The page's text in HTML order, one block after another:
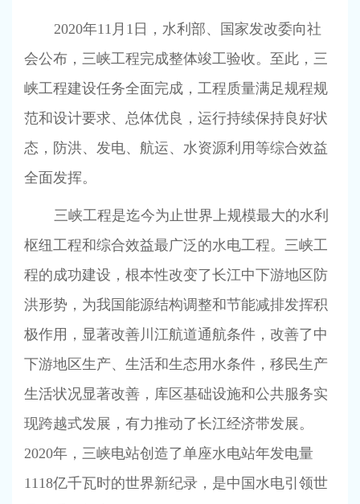
2020年11 月 1 日，水利部、国家发改委向社
会公布，三峡工程完成整体竣工验收。至此，三
峡工程建设任务全面完成，工程质量满足规程规
范和设计要求、总体优良，运行持续保持良好状
态，防洪、发电、航运、水资源利用等综合效益
全面发挥。
三峡工程是迄今为止世界上规模最大的水利
枢纽工程和综合效益最广泛的水电工程。三峡工
程的成功建设，根本性改变了长江中下游地区防
洪形势，为我国能源结构调整和节能减排发挥积
极作用，显著改善川江航道通航条件，改善了中
下游地区生产、生活和生态用水条件，移民生产
生活状况显著改善，库区基础设施和公共服务实
现跨越式发展，有力推动了长江经济带发展。
2020年，三峡电站创造了单座水电站年发电量
1118亿千瓦时的世界新纪录，是中国水电引领世